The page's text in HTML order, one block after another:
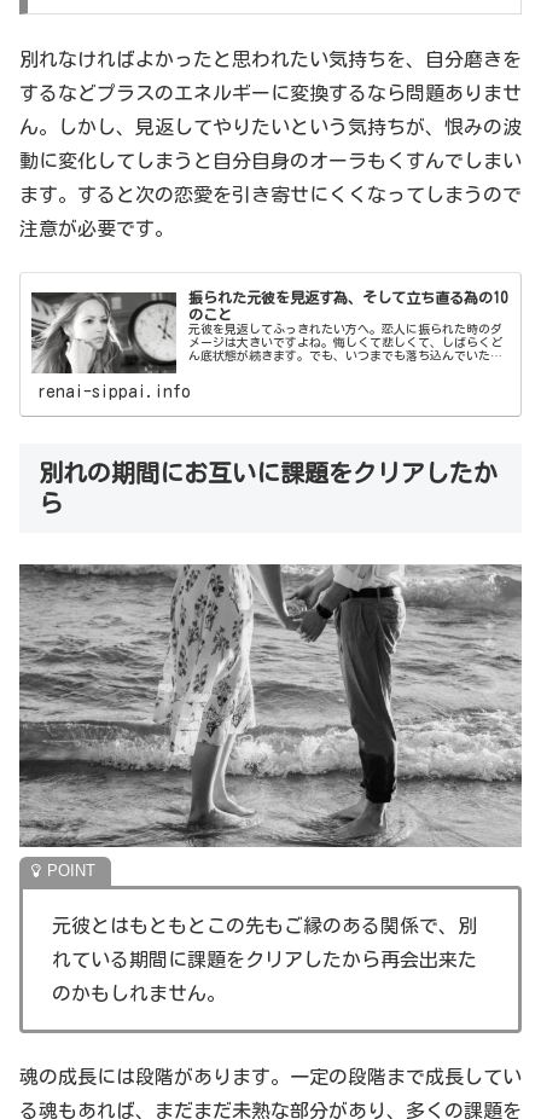
別れなければよかったと思われたい気持ちを、自分磨きを
するなどプラスのエネルギーに変換するなら問題ありませ
ん。しかし、見返してやりたいという気持ちが、恨みの波
動に変化してしまうと自分自身のオーラもくすんでしまい
ます。すると次の恋愛を引き寄せにくくなってしまうので
注意が必要です。
振られた元彼を見返す為、そして立ち直る為の10
のこと
元彼を見返してふっきれたい方へ。恋人に振られた時のダ
メージは大きいですよね。悔しくて悲しくて、しばらくど
ん底状態が続きます。でも、いつまでも落ち込んでいたら
本記事では、振られた元彼を見返す為、そして立ち直る為
renai-sippai.info
別れの期間にお互いに課題をクリアしたか
ら
元彼とはもともとこの先もご縁のある関係で、別
れている期間に課題をクリアしたから再会出来た
のかもしれません。
魂の成長には段階があります。一定の段階まで成長してい
る魂もあれば、まだまだ未熟な部分があり、多くの課題を